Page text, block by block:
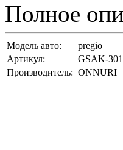
Полное
Модель авто:
pregio
Артикул:
GSAK-301
Производитель: ONNURI